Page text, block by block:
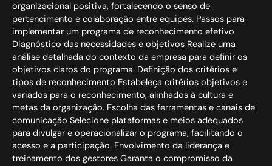
organizacional positiva, fortalecendo o senso de
pertencimento e colaboração entre equipes. Passos para
implementar um programa de reconhecimento efetivo
Diagnóstico das necessidades e objetivos Realize uma
análise detalhada do contexto da empresa para definir os
objetivos claros do programa. Definição dos critérios e
tipos de reconhecimento Estabeleça critérios objetivos e
variados para o reconhecimento, alinhados à cultura e
metas da organização. Escolha das ferramentas e canais de
comunicação Selecione plataformas e meios adequados
para divulgar e operacionalizar o programa, facilitando o
acesso e a participação. Envolvimento da liderança e
treinamento dos gestores Garanta o compromisso da